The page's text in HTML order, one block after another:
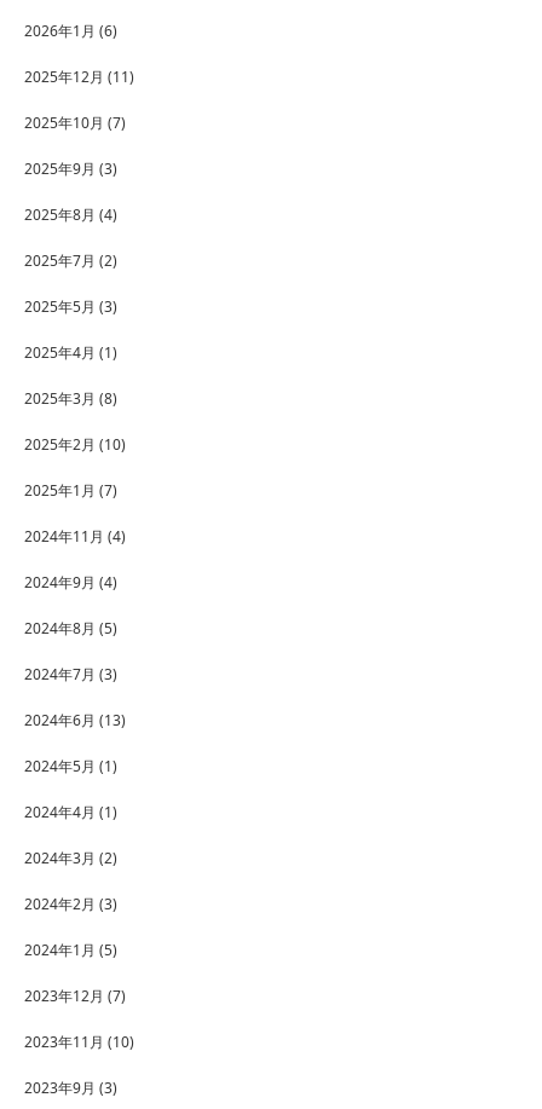
2026年1月 (6)
2025年12月 (11)
2025年10月 (7)
2025年9月 (3)
2025年8月 (4)
2025年7月 (2)
2025年5月 (3)
2025年4月 (1)
2025年3月 (8)
2025年2月 (10)
2025年1月 (7)
2024年11月 (4)
2024年9月 (4)
2024年8月 (5)
2024年7月 (3)
2024年6月 (13)
2024年5月 (1)
2024年4月 (1)
2024年3月 (2)
2024年2月 (3)
2024年1月 (5)
2023年12月 (7)
2023年11月 (10)
2023年9月 (3)